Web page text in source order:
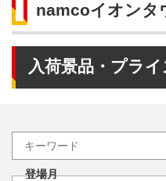
namcoイオンタ
入荷景品・プラ
登場月